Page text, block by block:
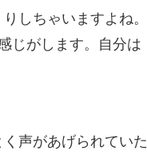
しちゃいますよね。
じがします。自分は
声があげられていた